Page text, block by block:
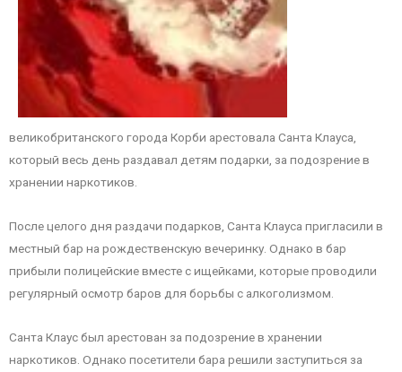
великобританского города Корби арестовала Санта Клауса,
который весь день раздавал детям подарки, за подозрение в
хранении наркотиков.
После целого дня раздачи подарков, Санта Клауса пригласили в
местный бар на рождественскую вечеринку. Однако в бар
прибыли полицейские вместе с ищейками, которые проводили
регулярный осмотр баров для борьбы с алкоголизмом.
Санта Клаус был арестован за подозрение в хранении
наркотиков. Однако посетители бара решили заступиться за